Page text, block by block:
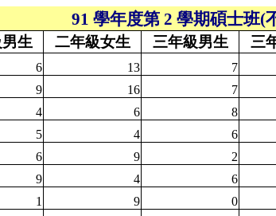
91 學年度第 2 學期碩士班(
生 二年級女生 三年級男生 三
6 13 7
9 16 7
4 6 8
5 4 6
6 9 2
9 4 6
1 9 0